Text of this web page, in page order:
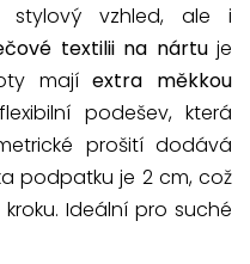
stylový vzhled, ale i
textilii na nártuje
majíextra měkkou
podešev, která
prošití dodává
podpatku je 2 cm, což
Ideální pro suché